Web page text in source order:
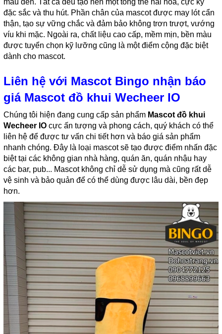
màu đen. Tất cả đều tạo nên một tổng thể hài hòa, cực kỳ
đặc sắc và thu hút. Phần chân của mascot được may lót cẩn
thận, tạo sự vững chắc và đảm bảo không trơn trượt, vướng
víu khi mặc. Ngoài ra, chất liệu cao cấp, mềm mịn, bền màu
được tuyển chọn kỹ lưỡng cũng là một điểm cộng đặc biệt
dành cho mascot.
Liên hệ với Mascot Bingo nhận báo
giá Mascot đồ khui Wecheer IO
Chúng tôi hiện đang cung cấp sản phẩm Mascot đồ khui
Wecheer IO cực ấn tượng và phong cách, quý khách có thể
liên hệ để được tư vấn chi tiết hơn và báo giá sản phẩm
nhanh chóng. Đây là loại mascot sẽ tạo được điểm nhấn đặc
biệt tại các không gian nhà hàng, quán ăn, quán nhậu hay
các bar, pub... Mascot không chỉ dễ sử dụng mà cũng rất dễ
vệ sinh và bảo quản để có thể dùng được lâu dài, bền đẹp
hơn.